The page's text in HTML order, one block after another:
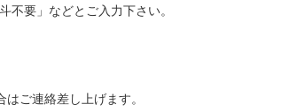
要」などとご入力下さい。
ご連絡差し上げます。